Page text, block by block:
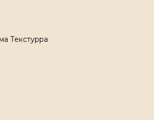
Текстурра